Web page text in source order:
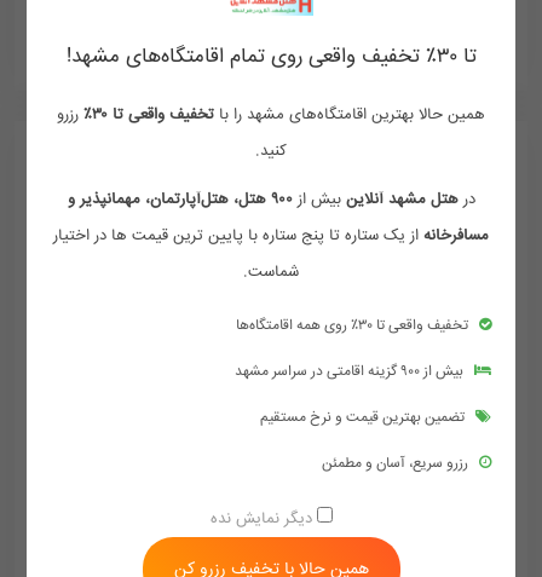
هتل آپارتمان پارادایس مشهد
مشهد , خیابان امام رضا , امام رضا 5
تا ۳۰٪ تخفیف واقعی روی تمام اقامتگاه‌های مشهد!
همین حالا بهترین اقامتگاه‌های مشهد را با تخفیف واقعی تا ۳۰٪
رزرو
کنید.
درهتل مشهد آنلاین بیش از
۹۰۰ هتل، هتل‌آپارتمان، مهمانپذیر و
مسافرخانه از یک ستاره تا پنج ستاره با پایین ترین قیمت ها در اختیار
شماست.
تخفیف واقعی تا ۳۰٪ روی همه اقامتگاه‌ها
بیش از ۹۰۰ گزینه اقامتی در سراسر مشهد
تضمین بهترین قیمت و نرخ مستقیم
رزرو سریع، آسان و مطمئن
دیگر نمایش نده
همین حالا با تخفیف رزرو کن